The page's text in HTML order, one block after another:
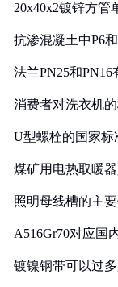
20x40x2镀锌方管
抗渗混凝土中P6
法兰PN25和PN16
消费者对洗衣机
U型螺栓的国家标
煤矿用电热取暖
照明母线槽的主
A516Gr70对应国
镀镍钢带可以过